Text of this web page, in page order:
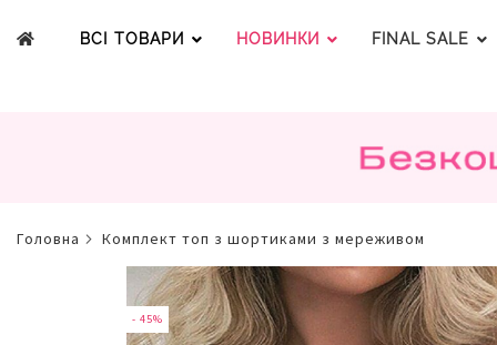
ВСІ ТОВАРИ НОВИНКИ FINAL SALE
головна комплект топ з шортиками з мереживом
Перейти
до
кінця
- 45%